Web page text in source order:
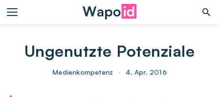
Ungenutzte Potenziale
Medienkompetenz • 4. Apr. 2016